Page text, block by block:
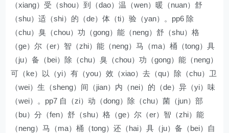
（xiang）受（shou）到（dao）温（wen）暖（nuan）舒
（shu）适（shi）的（de）体（ti）验（yan）。pp6 除
（chu）臭（chou）功（gong）能（neng）舒（shu）格
（ge）尔（er）智（zhi）能（neng）马（ma）桶（tong）具
（ju）备（bei）除（chu）臭（chou）功（gong）能（neng）
可（ke）以（yi）有（you）效（xiao）去（qu）除（chu）卫
（wei）生（sheng）间（jian）内（nei）的（de）异（yi）味
（wei）。pp7 自（zi）动（dong）除（chu）菌（jun）部
（bu）分（fen）舒（shu）格（ge）尔（er）智（zhi）能
（neng）马（ma）桶（tong）还（hai）具（ju）备（bei）自